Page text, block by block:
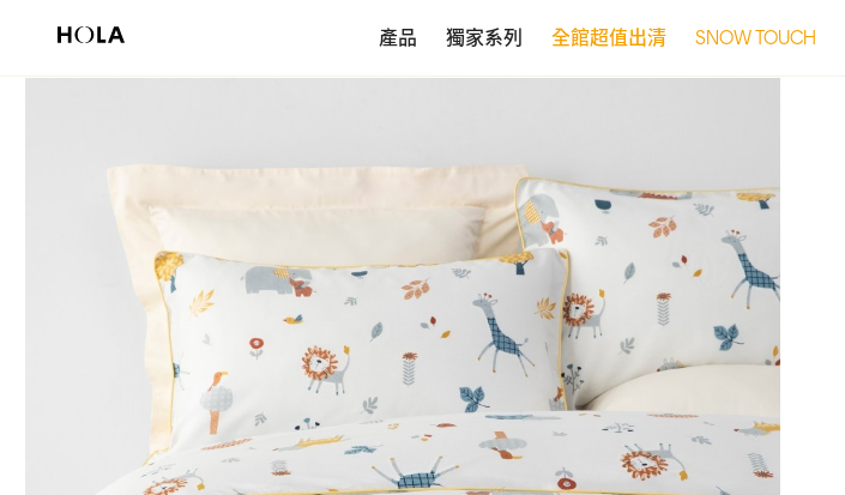
產品 獨家系列 全館超值出清 SNOW TOUCH